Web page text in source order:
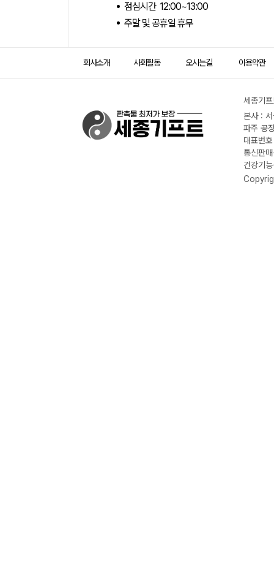
점심시간 12:00~13:00
주말 및 공휴일 휴무
회사소개 사회활동 오시는길 이용약관
세종기
본사 :
파주 공
대표번
통신판
건강기